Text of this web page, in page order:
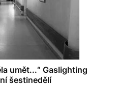
umět...“ Gaslighting
šestinedělí